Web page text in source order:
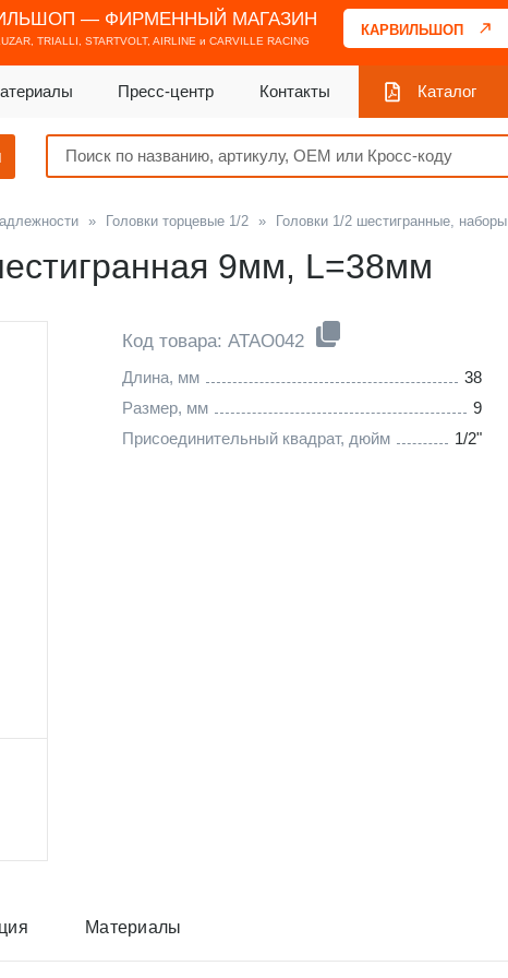
— ФИРМЕННЫЙ МАГАЗИН
TRIALLI, STARTVOLT, AIRLINE и CARVILLE RACING
КАРВИЛЬШОП
Пресс-центр Контакты Каталог
» Головки торцевые 1/2 » Головки 1/2 шестигранные, наборы
9мм, L=38мм
Код товара: ATAO042
Длина, мм
38
Размер, мм
9
Присоединительный квадрат, дюйм
1/2"
Материалы